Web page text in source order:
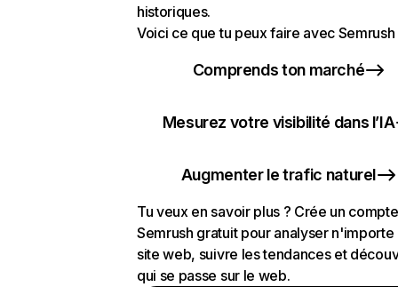
historiques.
Voici ce que tu peux faire avec Semrush
Comprends ton marché
Mesurez votre visibilité dans l’IA
Augmenter le trafic naturel
Tu veux en savoir plus ? Crée un compte
Semrush gratuit pour analyser n'importe
site web, suivre les tendances et
qui se passe sur le web.